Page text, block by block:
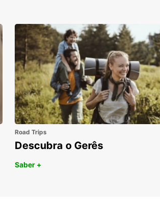
Road Trips
Descubra o Gerês
Saber +